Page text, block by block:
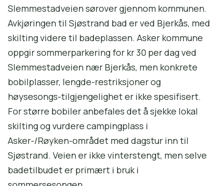
Slemmestadveien sørover gjennom kommunen.
Avkjøringen til Sjøstrand bad er ved Bjerkås, med
skilting videre til badeplassen. Asker kommune
oppgir sommerparkering for kr 30 per dag ved
Slemmestadveien nær Bjerkås, men konkrete
bobilplasser, lengde-restriksjoner og
høysesongs-tilgjengelighet er ikke spesifisert.
For større bobiler anbefales det å sjekke lokal
skilting og vurdere campingplass i
Asker-/Røyken-området med dagstur inn til
Sjøstrand. Veien er ikke vinterstengt, men selve
badetilbudet er primært i bruk i